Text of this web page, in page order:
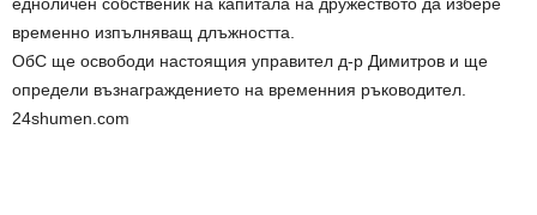
временно изпълняващ длъжността.
ОбС ще освободи настоящия управител д-р Димитров и ще
определи възнаграждението на временния ръководител.
24shumen.com